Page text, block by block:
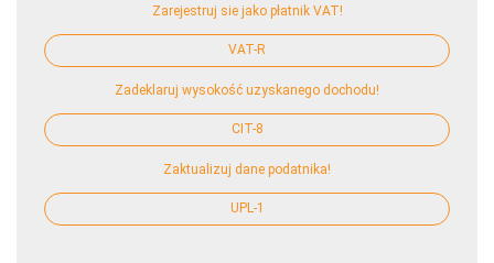
Zarejestruj sie jako płatnik VAT!
VAT-R
Zadeklaruj wysokość uzyskanego dochodu!
CIT-8
Zaktualizuj dane podatnika!
UPL-1